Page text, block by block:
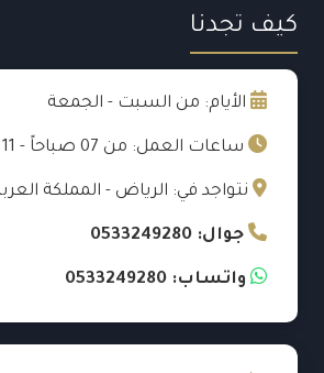
كيف تجدنا
الأيام: من السبت - الجمعة
ساعات العمل: من 07 صباحاً - 11 مساءاً
نتواجد في: الرياض - المملكة
جوال: 0533249280
واتساب: 0533249280